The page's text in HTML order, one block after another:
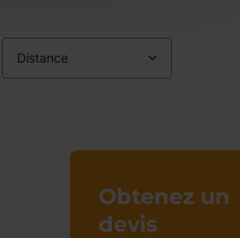
Distance
Obtenez un
devis